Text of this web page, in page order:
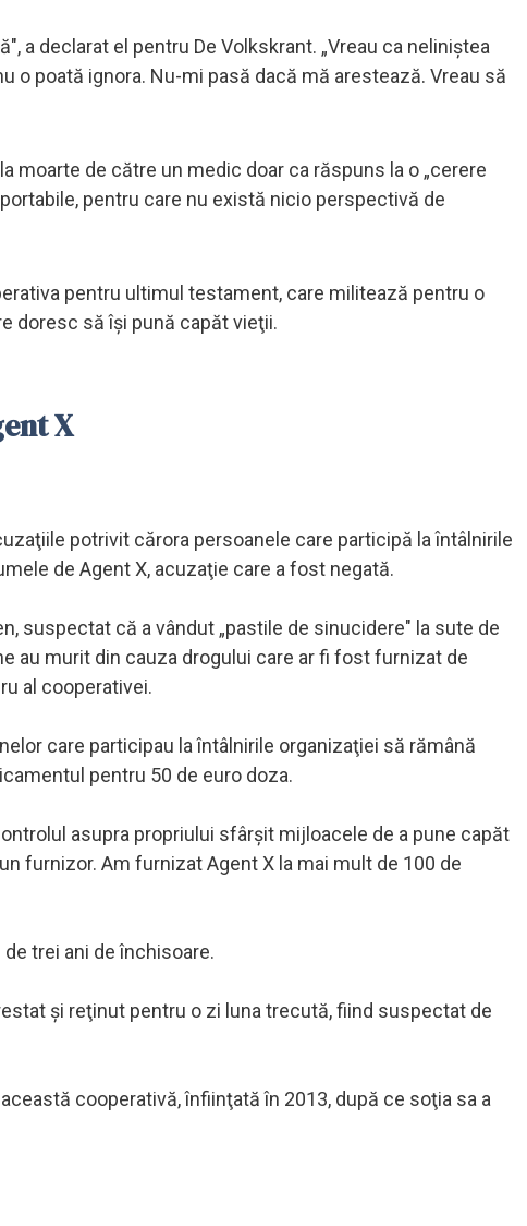
a declarat el pentru De Volkskrant. „Vreau ca neliniştea
poată ignora. Nu-mi pasă dacă mă arestează. Vreau să
moarte de către un medic doar ca răspuns la o „cerere
pentru care nu există nicio perspectivă de
pentru ultimul testament, care militează pentru o
doresc să îşi pună capăt vieţii.
X
potrivit cărora persoanele care participă la întâlnirile
de Agent X, acuzaţie care a fost negată.
suspectat că a vândut „pastile de sinucidere" la sute de
au murit din cauza drogului care ar fi fost furnizat de
al cooperativei.
care participau la întâlnirile organizaţiei să rămână
pentru 50 de euro doza.
asupra propriului sfârşit mijloacele de a pune capăt
furnizor. Am furnizat Agent X la mai mult de 100 de
trei ani de închisoare.
şi reţinut pentru o zi luna trecută, fiind suspectat de
cooperativă, înfiinţată în 2013, după ce soţia sa a